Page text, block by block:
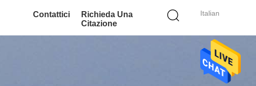
Italian
Contattici
Richieda Una
Citazione